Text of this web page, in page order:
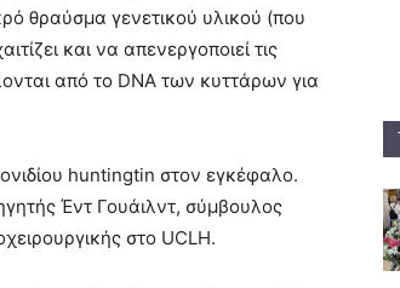
θραύσμα γενετικού υλικού (που
και να απενεργοποιεί τις
από το DNA των κυττάρων για
huntingtin στον εγκέφαλο.
Έντ Γουάιλντ, σύμβουλος
στο UCLH.